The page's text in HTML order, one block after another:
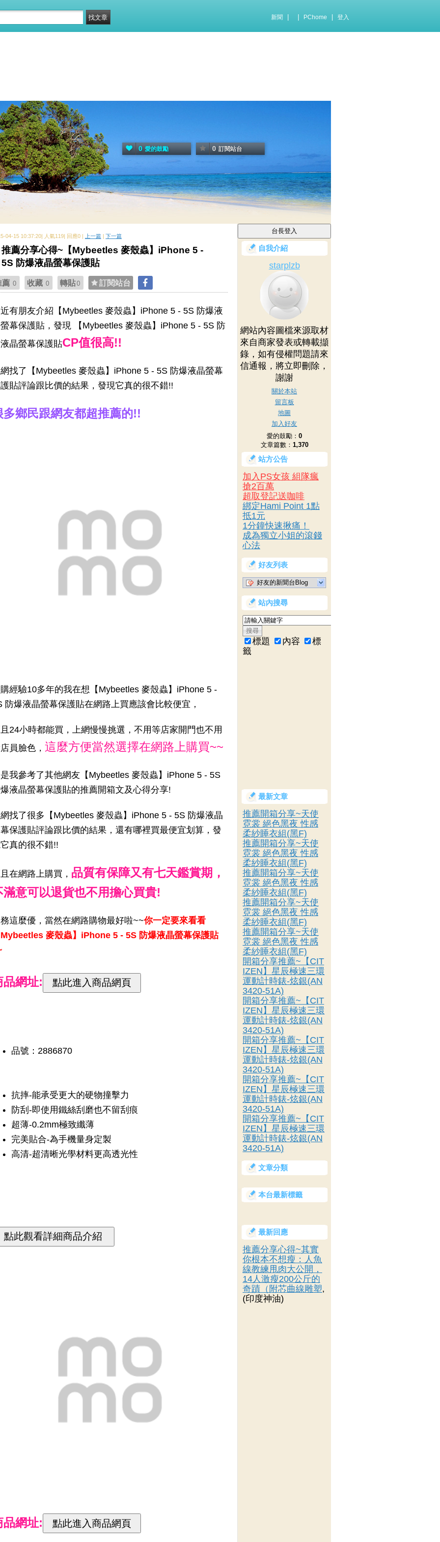
新聞 PChome 登入
0 愛的鼓勵 0 訂閱站台
04-15 10:37:20| 人氣119| 回應0 | 上一篇 | 下一篇
推薦分享心得~【Mybeetles 麥殼蟲】iPhone 5 -
5S 防爆液晶螢幕保護貼
薦 0 收藏 0 轉貼0 訂閱站台
有朋友介紹【Mybeetles 麥殼蟲】iPhone 5 - 5S 防爆液
幕保護貼，發現 【Mybeetles 麥殼蟲】iPhone 5 - 5S 防
晶螢幕保護貼CP值很高!!
找了【Mybeetles 麥殼蟲】iPhone 5 - 5S 防爆液晶螢幕
貼評論跟比價的結果，發現它真的很不錯!!
多鄉民跟網友都超推薦的!!
經驗10多年的我在想【Mybeetles 麥殼蟲】iPhone 5 -
防爆液晶螢幕保護貼在網路上買應該會比較便宜，
24小時都能買，上網慢慢挑選，不用等店家開門也不用
員臉色， 這麼方便當然選擇在網路上購買~~
我參考了其他網友【Mybeetles 麥殼蟲】iPhone 5 - 5S
液晶螢幕保護貼的推薦開箱文及心得分享!
找了很多【Mybeetles 麥殼蟲】iPhone 5 - 5S 防爆液晶
保護貼評論跟比價的結果，還有哪裡買最便宜划算，發
真的很不錯!!
在網路上購買， 品質有保障又有七天鑑賞期，
滿意可以退貨也不用擔心買貴!
這麼優，當然在網路購物最好啦~~你一定要來看看
麥殼蟲】iPhone 5 - 5S 防爆液晶螢幕保護貼
品網址:
品號：2886870
抗摔-能承受更大的硬物撞擊力
防刮-即使用鐵絲刮磨也不留刮痕
超薄-0.2mm極致纖薄
完美貼合-為手機量身定製
高清-超清晰光學材料更高透光性
品網址:
自我介紹
starplzb
網站內容圖檔來源取材
來自商家發表或轉載擷
錄，如有侵權問題請來
信通報，將立即刪除，
謝謝
關於本站
留言板
地圖
加入好友
愛的鼓勵： 0
文章篇數： 1,370
站方公告
加入PS女孩 組隊瘋
搶2百萬
超取登記送咖啡
綁定Hami Point 1點
抵1元
1分鐘快速揪痛！
成為獨立小姐的滾錢
心法
好友列表
好友的新聞台Blog
站內搜尋
標題 內容
標
籤
最新文章
推薦開箱分享~天使
霓裳 絕色黑夜 性感
柔紗睡衣組(黑F)
推薦開箱分享~天使
霓裳 絕色黑夜 性感
柔紗睡衣組(黑F)
推薦開箱分享~天使
霓裳 絕色黑夜 性感
柔紗睡衣組(黑F)
推薦開箱分享~天使
霓裳 絕色黑夜 性感
柔紗睡衣組(黑F)
推薦開箱分享~天使
霓裳 絕色黑夜 性感
柔紗睡衣組(黑F)
開箱分享推薦~【CIT
IZEN】星辰極速三環
運動計時錶-炫銀(AN
3420-51A)
開箱分享推薦~【CIT
IZEN】星辰極速三環
運動計時錶-炫銀(AN
3420-51A)
開箱分享推薦~【CIT
IZEN】星辰極速三環
運動計時錶-炫銀(AN
3420-51A)
開箱分享推薦~【CIT
IZEN】星辰極速三環
運動計時錶-炫銀(AN
3420-51A)
開箱分享推薦~【CIT
IZEN】星辰極速三環
運動計時錶-炫銀(AN
3420-51A)
文章分類
本台最新標籤
最新回應
推薦分享心得~其實
你根本不想瘦：人魚
線教練甩肉大公開，
14人激瘦200公斤的
奇蹟（附芯曲線雕塑,
(印度神油)